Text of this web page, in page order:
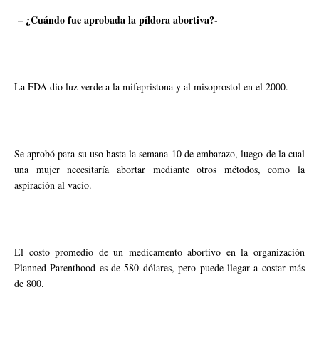
– ¿Cuándo fue aprobada la píldora abortiva?-
La FDA dio luz verde a la mifepristona y al misoprostol en el 2000.
Se aprobó para su uso hasta la semana 10 de embarazo, luego de la cual
una mujer necesitaría abortar mediante otros métodos, como la
aspiración al vacío.
El costo promedio de un medicamento abortivo en la organización
Planned Parenthood es de 580 dólares, pero puede llegar a costar más
de 800.